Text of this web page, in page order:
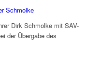
Dirk Schmolke mit SAV-
der Übergabe des